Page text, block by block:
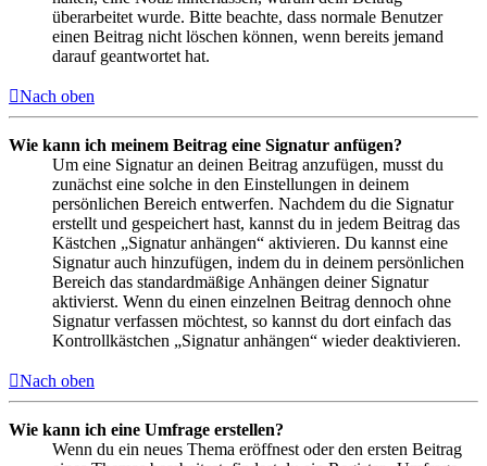
überarbeitet wurde. Bitte beachte, dass normale Benutzer
einen Beitrag nicht löschen können, wenn bereits jemand
darauf geantwortet hat.
Nach oben
Wie kann ich meinem Beitrag eine Signatur anfügen?
Um eine Signatur an deinen Beitrag anzufügen, musst du
zunächst eine solche in den Einstellungen in deinem
persönlichen Bereich entwerfen. Nachdem du die Signatur
erstellt und gespeichert hast, kannst du in jedem Beitrag das
Kästchen „Signatur anhängen“ aktivieren. Du kannst eine
Signatur auch hinzufügen, indem du in deinem persönlichen
Bereich das standardmäßige Anhängen deiner Signatur
aktivierst. Wenn du einen einzelnen Beitrag dennoch ohne
Signatur verfassen möchtest, so kannst du dort einfach das
Kontrollkästchen „Signatur anhängen“ wieder deaktivieren.
Nach oben
Wie kann ich eine Umfrage erstellen?
Wenn du ein neues Thema eröffnest oder den ersten Beitrag